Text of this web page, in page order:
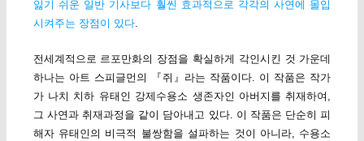
잃기 쉬운 일반 기사보다 훨씬 효과적으로 각각의 사연에 몰입
시켜주는 장점이 있다.
전세계적으로 르포만화의 장점을 확실하게 각인시킨 것 가운데
하나는 아트 스피글먼의 『쥐』라는 작품이다. 이 작품은 작가
가 나치 치하 유태인 강제수용소 생존자인 아버지를 취재하여,
그 사연과 취재과정을 같이 담아내고 있다. 이 작품은 단순히 피
해자 유태인의 비극적 불쌍함을 설파하는 것이 아니라, 수용소